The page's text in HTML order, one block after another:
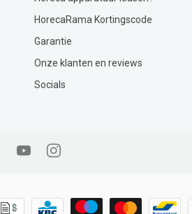
HorecaRama Kortingscode
Garantie
Onze klanten en reviews
Socials